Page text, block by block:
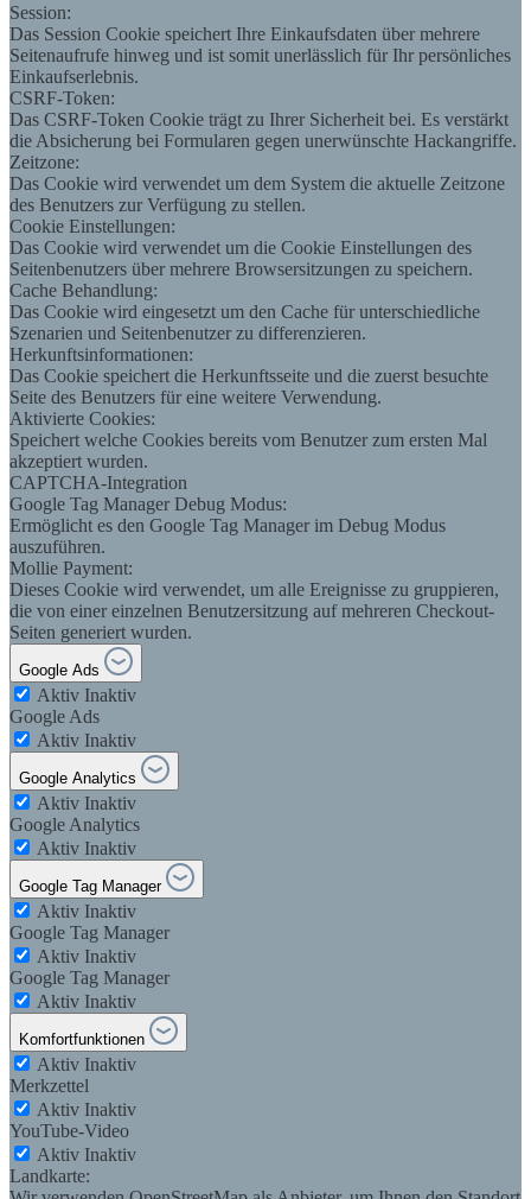
Session:
Das Session Cookie speichert Ihre Einkaufsdaten über mehrere
Seitenaufrufe hinweg und ist somit unerlässlich für Ihr persönliches
Einkaufserlebnis.
CSRF-Token:
Das CSRF-Token Cookie trägt zu Ihrer Sicherheit bei. Es verstärkt
die Absicherung bei Formularen gegen unerwünschte Hackangriffe.
Zeitzone:
Das Cookie wird verwendet um dem System die aktuelle Zeitzone
des Benutzers zur Verfügung zu stellen.
Cookie Einstellungen:
Das Cookie wird verwendet um die Cookie Einstellungen des
Seitenbenutzers über mehrere Browsersitzungen zu speichern.
Cache Behandlung:
Das Cookie wird eingesetzt um den Cache für unterschiedliche
Szenarien und Seitenbenutzer zu differenzieren.
Herkunftsinformationen:
Das Cookie speichert die Herkunftsseite und die zuerst besuchte
Seite des Benutzers für eine weitere Verwendung.
Aktivierte Cookies:
Speichert welche Cookies bereits vom Benutzer zum ersten Mal
akzeptiert wurden.
CAPTCHA-Integration
Google Tag Manager Debug Modus:
Ermöglicht es den Google Tag Manager im Debug Modus
auszuführen.
Mollie Payment:
Dieses Cookie wird verwendet, um alle Ereignisse zu gruppieren,
die von einer einzelnen Benutzersitzung auf mehreren Checkout-
Seiten generiert wurden.
Google Ads
Aktiv Inaktiv
Google Ads
Aktiv Inaktiv
Google Analytics
Aktiv Inaktiv
Google Analytics
Aktiv Inaktiv
Google Tag Manager
Aktiv Inaktiv
Google Tag Manager
Aktiv Inaktiv
Google Tag Manager
Aktiv Inaktiv
Komfortfunktionen
Aktiv Inaktiv
Merkzettel
Aktiv Inaktiv
YouTube-Video
Aktiv Inaktiv
Landkarte: